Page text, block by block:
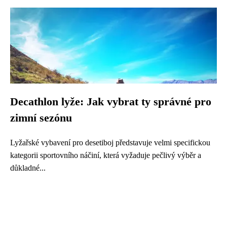
Decathlon lyže: Jak vybrat ty správné pro
zimní sezónu
Lyžařské vybavení pro desetiboj představuje velmi specifickou
kategorii sportovního náčiní, která vyžaduje pečlivý výběr a
důkladné...